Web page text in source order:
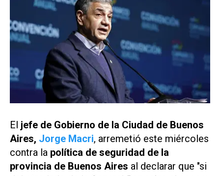
El jefe de Gobierno de la Ciudad de Buenos
Aires, Jorge Macri, arremetió este miércoles
contra la política de seguridad de la
provincia de Buenos Aires al declarar que "si